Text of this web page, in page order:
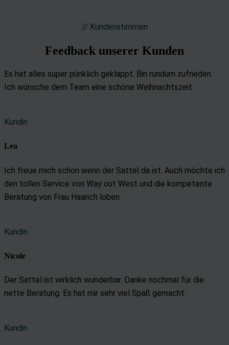
// Kundenstimmen
Feedback unserer Kunden
Es hat alles super pünklich geklappt. Bin rundum zufrieden.
Ich wünsche dem Team eine schöne Weihnachtszeit.
Kundin
Lea
Ich freue mich schon wenn der Sattel da ist. Auch möchte ich
den tollen Service von Way out West und die kompetente
Beratung von Frau Haarich loben.
Kundin
Nicole
Der Sattel ist wirklich wunderbar. Danke nochmal für die
nette Beratung. Es hat mir sehr viel Spaß gemacht.
Kundin